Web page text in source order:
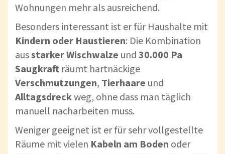
Wohnungen mehr als ausreichend.
Besonders interessant ist er für Haushalte mit
Kindern oder Haustieren: Die Kombination
ausstarker Wischwalze und 30.000 Pa
Saugkraft räumt hartnäckige
Verschmutzungen, Tierhaare und
Alltagsdreck weg, ohne dass man täglich
manuell nacharbeiten muss.
Weniger geeignet ist er für sehr vollgestellte
Räume mit vielen Kabeln am Boden oder